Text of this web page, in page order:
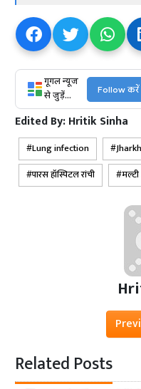
गूगल न्यूज
से जुड़ें...
Follow करें
Edited By:Hritik Sinha
Lung infection
पारस हॉस्पिटल रांची
Related Posts